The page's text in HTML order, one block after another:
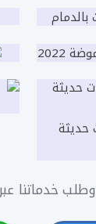
حديثة
وطلب خدماتنا